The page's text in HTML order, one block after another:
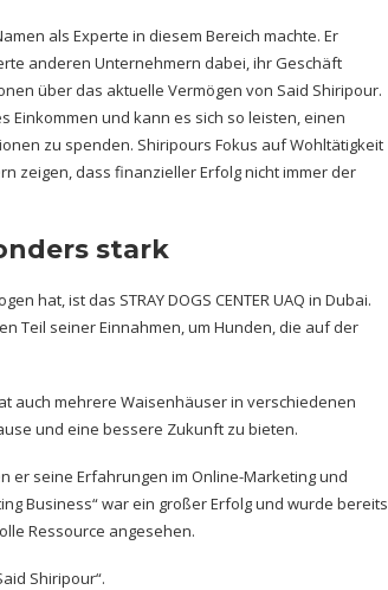
als Experte in diesem Bereich machte. Er
anderen Unternehmern dabei, ihr Geschäft
über das aktuelle Vermögen von Said Shiripour.
und kann es sich so leisten, einen
zu spenden. Shiripours Fokus auf Wohltätigkeit
zeigen, dass finanzieller Erfolg nicht immer der
stark
hat, ist das STRAY DOGS CENTER UAQ in Dubai.
Teil seiner Einnahmen, um Hunden, die auf der
auch mehrere Waisenhäuser in verschiedenen
und eine bessere Zukunft zu bieten.
er seine Erfahrungen im Online-Marketing und
Business“ war ein großer Erfolg und wurde bereits
Ressource angesehen.
Shiripour“.